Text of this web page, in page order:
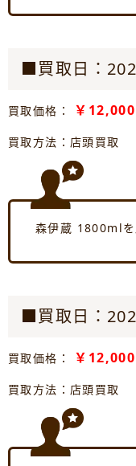
■買取日：
買取価格： ￥12,000
買取方法：店頭買取
森伊蔵 1800mlを
■買取日：
買取価格： ￥12,000
買取方法：店頭買取